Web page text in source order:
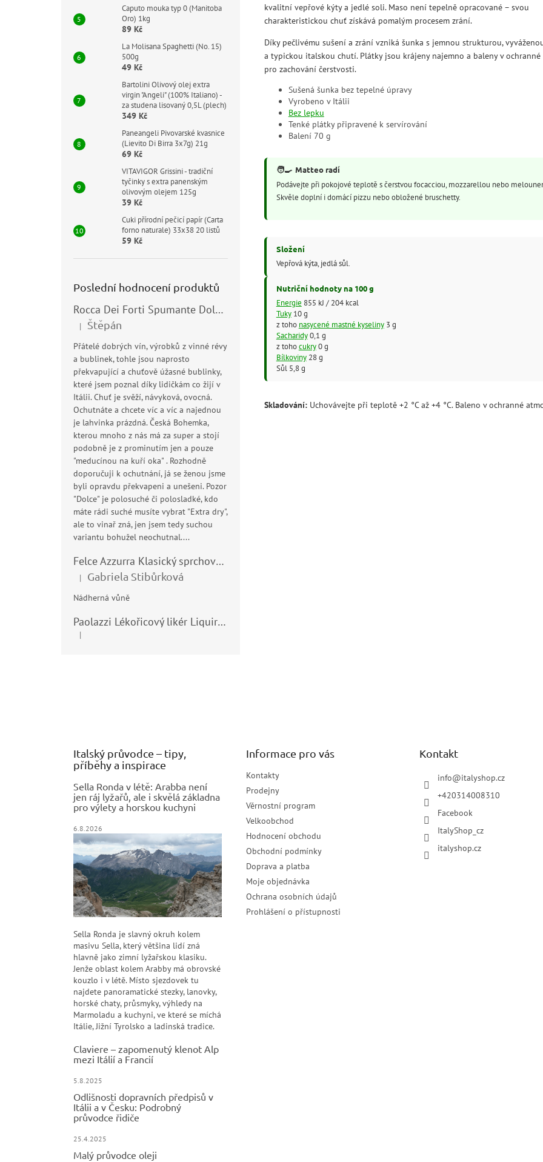
Caputo mouka typ 0 (Manitoba
Oro) 1kg
89 Kč
La Molisana Spaghetti (No. 15)
500g
49 Kč
Bartolini Olivový olej extra
virgin "Angeli" (100% Italiano) -
za studena lisovaný 0,5L (plech)
349 Kč
Paneangeli Pivovarské kvasnice
(Lievito Di Birra 3x7g) 21g
69 Kč
VITAVIGOR Grissini - tradiční
tyčinky s extra panenským
olivovým olejem 125g
39 Kč
Cuki přírodní pečicí papír (Carta
forno naturale) 33x38 20 listů
59 Kč
Poslední hodnocení produktů
Rocca Dei Forti Spumante Dolce 11,5% 0,75l
Hodnocení produktu je 5 z 5 hvězdiček.
| Štěpán
Přátelé dobrých vín, výrobků z vinné révy
a bublinek, tohle jsou naprosto
překvapující a chuťově úžasné bublinky,
které jsem poznal díky lidičkám co žijí v
Itálii. Chuť je svěží, návyková, ovocná.
Ochutnáte a chcete víc a víc a najednou
je lahvinka prázdná. Česká Bohemka,
kterou mnoho z nás má za super a stojí
podobně je z prominutím jen a pouze
"meducínou na kuří oka" . Rozhodně
doporučuji k ochutnání, já se ženou jsme
byli opravdu překvapeni a unešeni. Pozor
"Dolce" je polosuché či polosladké, kdo
máte rádi suché musíte vybrat "Extra dry",
ale to vinař zná, jen jsem tedy suchou
variantu bohužel neochutnal....
Felce Azzurra Klasický sprchový gel - doccia gel 400ml
Hodnocení produktu je 5 z 5 hvězdiček.
| Gabriela Stibůrková
Nádherná vůně
Paolazzi Lékořicový likér Liquirizia 24% 0,7L
Hodnocení produktu je 5 z 5 hvězdiček.
|
kvalitní vepřové kýty a jedlé soli. Maso není tepelně opracované – svou
charakteristickou chuť získává pomalým procesem zrání.
Díky pečlivému sušení a zrání vzniká šunka s jemnou strukturou,
a typickou italskou chutí. Plátky jsou krájeny najemno a baleny v ochranné
pro zachování čerstvosti.
Sušená šunka bez tepelné úpravy
Vyrobeno v Itálii
Bez lepku
Tenké plátky připravené k servírování
Balení 70 g
🧑‍🍳 Matteo radí
Podávejte při pokojové teplotě s čerstvou focacciou, mozzarellou nebo
Skvěle doplní i domácí pizzu nebo obložené bruschetty.
Složení
Vepřová kýta, jedlá sůl.
Nutriční hodnoty na 100 g
Energie 855 kJ / 204 kcal
Tuky10 g
z toho nasycené mastné kyseliny3 g
Sacharidy0,1 g
z tohocukry0 g
Bílkoviny28 g
Sůl 5,8 g
Skladování:Uchovávejte při teplotě +2 °C až +4 °C. Baleno v ochranné
Italský průvodce – tipy,
příběhy a inspirace
Sella Ronda v létě: Arabba není
jen ráj lyžařů, ale i skvělá základna
pro výlety a horskou kuchyni
6.8.2026
Sella Ronda je slavný okruh kolem
masivu Sella, který většina lidí zná
hlavně jako zimní lyžařskou klasiku.
Jenže oblast kolem Arabby má obrovské
kouzlo i v létě. Místo sjezdovek tu
najdete panoramatické stezky, lanovky,
horské chaty, průsmyky, výhledy na
Marmoladu a kuchyni, ve které se míchá
Itálie, Jižní Tyrolsko a ladinská tradice.
Claviere – zapomenutý klenot Alp
mezi Itálií a Francií
5.8.2025
Odlišnosti dopravních předpisů v
Itálii a v Česku: Podrobný
průvodce řidiče
25.4.2025
Malý průvodce oleji
Informace pro vás
Kontakty
Prodejny
Věrnostní program
Velkoobchod
Hodnocení obchodu
Obchodní podmínky
Doprava a platba
Moje objednávka
Ochrana osobních údajů
Prohlášení o přístupnosti
Kontakt
info@italyshop.cz
+420314008310
Facebook
ItalyShop_cz
italyshop.cz